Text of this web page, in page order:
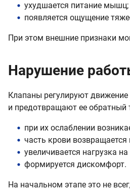
ухудшается питание мышц;
появляется ощущение
При этом внешние признаки
Нарушение
Клапаны регулируют движение
и предотвращают ее обратный
при их ослаблении
часть крови возвращается
увеличивается нагрузка
формируется дискомфорт.
На начальном этапе это не